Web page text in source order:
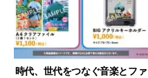
時代、世代をつなぐ音楽とファ